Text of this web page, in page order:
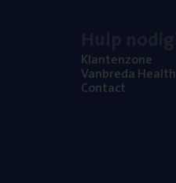
Klan­ten­zo­ne
Van­b­re­da Health
Con­tact